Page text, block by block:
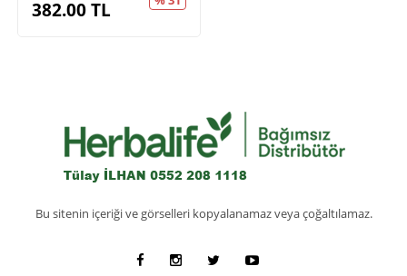
382.00TL
Bu sitenin içeriği ve görselleri kopyalanamaz veya çoğaltılamaz.